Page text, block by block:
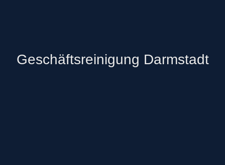
Geschäftsreinigung Darmstadt